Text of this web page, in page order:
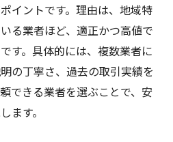
するポイントとは
おきたい相場とポイント
の正しい調べ方を解説
買取相場の傾向と特徴
賢い不動産売却術
イントです。理由は、地域特
る業者ほど、適正かつ高値で
す。具体的には、複数業者に
の丁寧さ、過去の取引実績を
できる業者を選ぶことで、安
ます。